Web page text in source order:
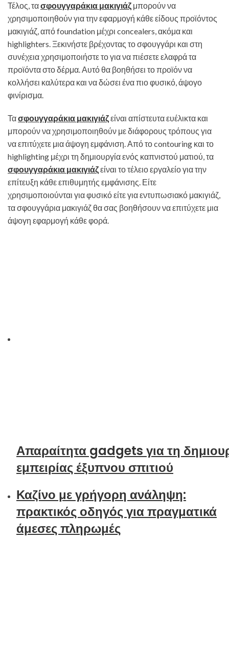
Τέλος, τασφουγγαράκια μακιγιάζ μπορούν να
χρησιμοποιηθούν για την εφαρμογή κάθε είδους προϊόντος
μακιγιάζ, από foundation μέχρι concealers, ακόμα και
highlighters. Ξεκινήστε βρέχοντας το σφουγγάρι και στη
συνέχεια χρησιμοποιήστε το για να πιέσετε ελαφρά τα
προϊόντα στο δέρμα. Αυτό θα βοηθήσει το προϊόν να
κολλήσει καλύτερα και να δώσει ένα πιο φυσικό, άψογο
φινίρισμα.
Τασφουγγαράκια μακιγιάζείναι απίστευτα ευέλικτα και
μπορούν να χρησιμοποιηθούν με διάφορους τρόπους για
να επιτύχετε μια άψογη εμφάνιση. Από το contouring και το
highlighting μέχρι τη δημιουργία ενός καπνιστού ματιού, τα
σφουγγαράκια μακιγιάζείναι το τέλειο εργαλείο για την
επίτευξη κάθε επιθυμητής εμφάνισης. Είτε
χρησιμοποιούνται για φυσικό είτε για εντυπωσιακό μακιγιάζ,
τα σφουγγάρια μακιγιάζ θα σας βοηθήσουν να επιτύχετε μια
άψογη εφαρμογή κάθε φορά.
Απαραίτητα gadgets για τη
εμπειρίας έξυπνου σπιτιού
Καζίνο με γρήγορη ανάληψη:
πρακτικός οδηγός για πραγματικά
άμεσες πληρωμές